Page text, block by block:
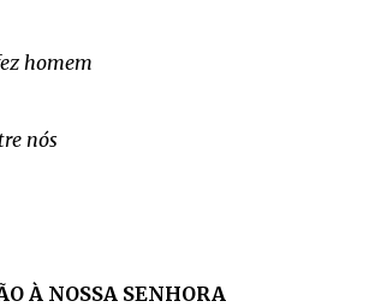
homem
nós
À NOSSA SENHORA